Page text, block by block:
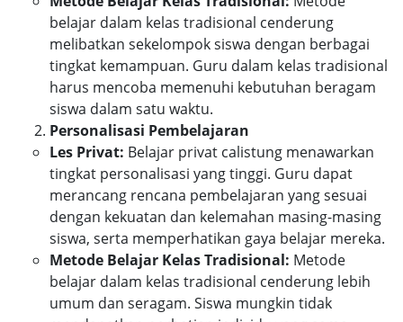
belajar dalam kelas tradisional cenderung
melibatkan sekelompok siswa dengan berbagai
tingkat kemampuan. Guru dalam kelas tradisional
harus mencoba memenuhi kebutuhan beragam
siswa dalam satu waktu.
Personalisasi Pembelajaran
Les Privat: Belajar privat calistung menawarkan
tingkat personalisasi yang tinggi. Guru dapat
merancang rencana pembelajaran yang sesuai
dengan kekuatan dan kelemahan masing-masing
siswa, serta memperhatikan gaya belajar mereka.
Metode Belajar Kelas Tradisional: Metode
belajar dalam kelas tradisional cenderung lebih
umum dan seragam. Siswa mungkin tidak